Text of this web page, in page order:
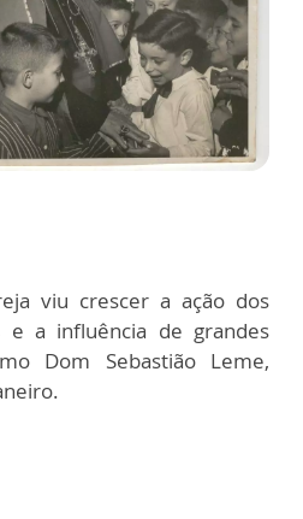
viu crescer a ação dos
e a influência de grandes
Dom Sebastião Leme,